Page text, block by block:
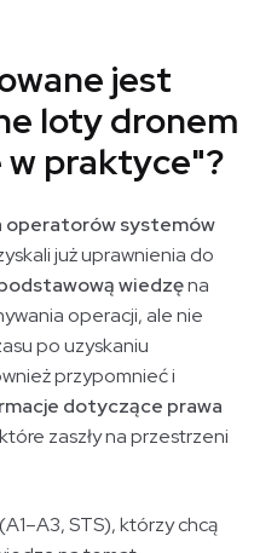
jest
loty dronem
w praktyce"?
operatorów systemów
już uprawnienia do
wiedzęna
operacji, ale nie
po uzyskaniu
przypomnieć i
dotyczące prawa
zaszły na przestrzeni
(A1–A3, STS), którzy chcą